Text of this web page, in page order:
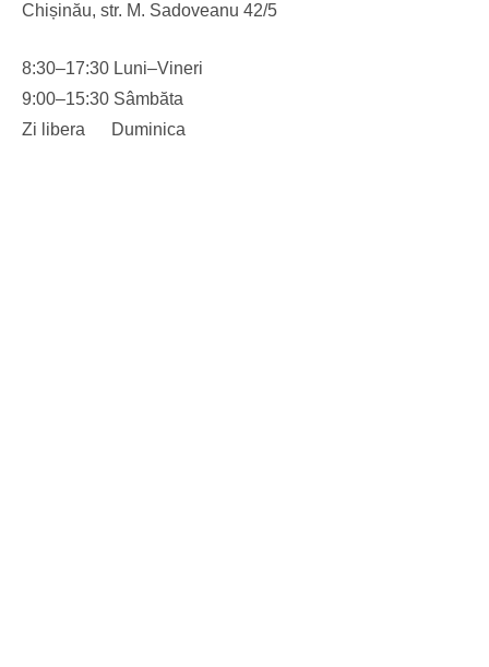
Chișinău, str. M. Sadoveanu 42/5
8:30–17:30 Luni–Vineri
9:00–15:30 Sâmbăta
Zi libera Duminica